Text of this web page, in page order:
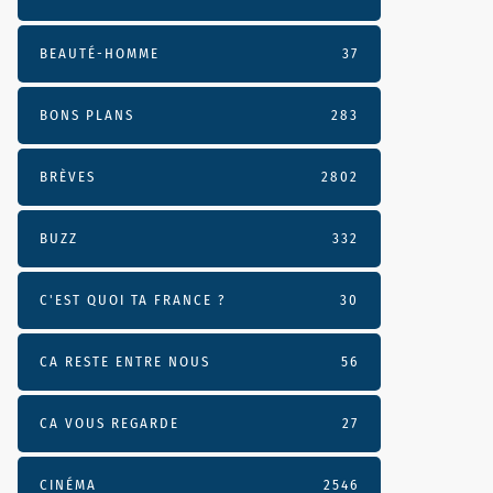
BEAUTÉ-HOMME 37
BONS PLANS 283
BRÈVES 2802
BUZZ 332
C'EST QUOI TA FRANCE ? 30
CA RESTE ENTRE NOUS 56
CA VOUS REGARDE 27
CINÉMA 2546